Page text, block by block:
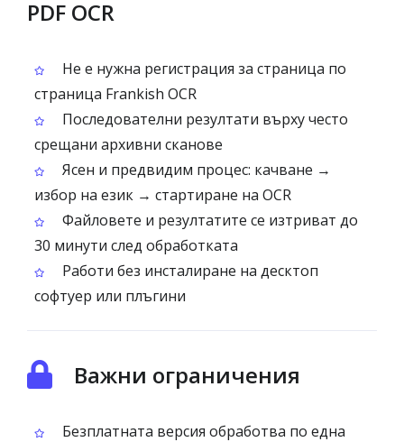
PDF OCR
Не е нужна регистрация за страница по
страница Frankish OCR
Последователни резултати върху често
срещани архивни сканове
Ясен и предвидим процес: качване →
избор на език → стартиране на OCR
Файловете и резултатите се изтриват до
30 минути след обработката
Работи без инсталиране на десктоп
софтуер или плъгини
Важни ограничения
Безплатната версия обработва по една